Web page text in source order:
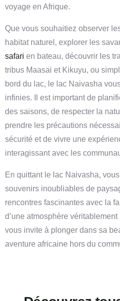
voyage en Afrique.
Que vous souhaitiez observer
habitat naturel, explorer les
safari en bateau, découvrir les
tribus Maasai et Kikuyu, ou
bord du lac, le lac Naivasha
infinies.
Il est important de
des saisons, de respecter la
prendre les précautions
sécurité et de vivre une
interagissant avec les
En quittant le lac Naivasha,
souvenirs inoubliables de
rencontres fascinantes avec la
d’une atmosphère
vous invite à plonger dans sa
aventure africaine hors du